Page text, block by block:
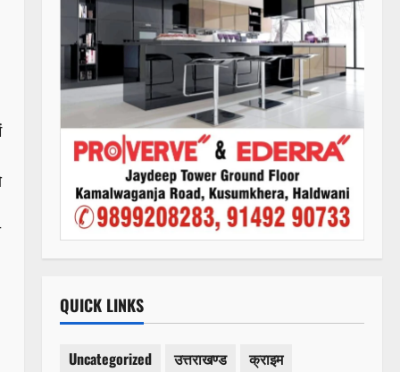
QUICK LINKS
Uncategorized उत्तराखण्ड
क्राइम